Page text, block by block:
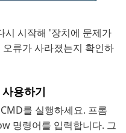
시 시작해 '장치에 문제가
류가 사라졌는지 확인하
용하기
를 실행하세요. 프롬
명령어를 입력합니다. 그